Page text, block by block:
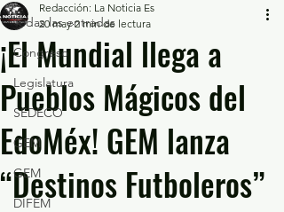
Todas las entradas
Congreso
Legislatura
SEDECO
GEM
GEM
DIFEM
¡El Mundial llega a
Pueblos Mágicos del
EdoMéx! GEM lanza
“Destinos Futboleros”
Redacción: La Noticia Es
20 may 2 min de lectura